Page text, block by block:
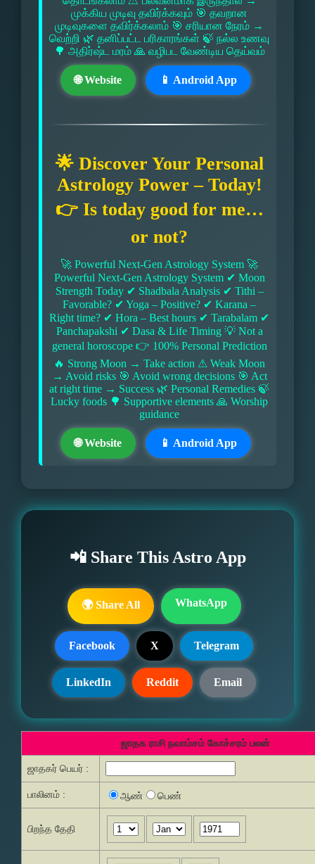
முக்கிய முடிவு தவிர்க்கவும் 🎯 தவறான
முடிவுகளை தவிர்க்கலாம் 🎯 சரியான நேரம் →
வெற்றி 🌿 தனிப்பட்ட பரிகாரங்கள் 🍃 நல்ல உணவு
🌳 அதிர்ஷ்ட மரம் 🙏 வழிபட வேண்டிய தெய்வம்
🌐 Website 📱 Android App
🌟 Discover Your Personal
Astrology Power – Today!
👉 Is today good for me…
or not?
🚀 Powerful Next-Gen Astrology System 🚀
Powerful Next-Gen Astrology System ✔ Moon
Strength Today ✔ Shadbala Analysis ✔ Tithi –
Favorable? ✔ Yoga – Positive? ✔ Karana –
Right time? ✔ Hora – Best hours ✔ Tarabalam ✔
Panchapakshi ✔ Dasa & Life Timing 💡 Not a
general horoscope 👉 100% Personal Prediction
🔥 Strong Moon → Take action ⚠ Weak Moon
→ Avoid risks 🎯 Avoid wrong decisions 🎯 Act
at right time → Success 🌿 Personal Remedies 🍃
Lucky foods 🌳 Supportive elements 🙏 Worship
guidance
🌐 Website 📱 Android App
📲 Share This Astro App
🌍 Share All WhatsApp
Facebook X Telegram
LinkedIn Reddit Email
ஜாதக ராசி நவாம்சம் கோச்சரம் பலன்
ஜாதகர் பெயர் :
பாலினம் : ஆண் பெண்
பிறந்த தேதி